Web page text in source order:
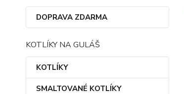
DOPRAVA ZDARMA
KOTLÍKY NA GULÁŠ
KOTLÍKY
SMALTOVANÉ KOTLÍKY